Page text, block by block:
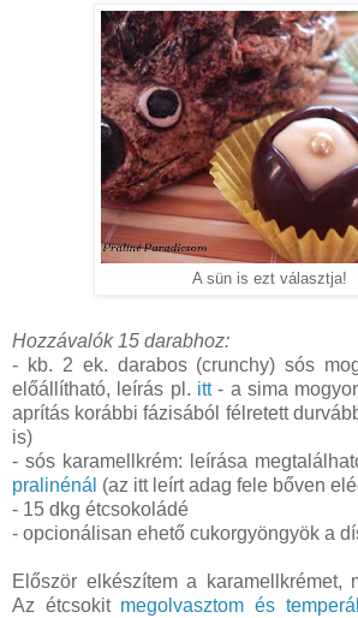
A sün is ezt választja!
Hozzávalók 15 darabhoz:
- kb. 2 ek. darabos (crunchy) sós
előállítható, leírás pl. itt- a sima
aprítás korábbi fázisából félretett
is)
- sós karamellkrém: leírása
pralinénál (az itt leírt adag fele bőven
- 15 dkg étcsokoládé
- opcionálisan ehető cukorgyöngyök a
Először elkészítem a karamellkrémet,
Az étcsokit megolvasztom és